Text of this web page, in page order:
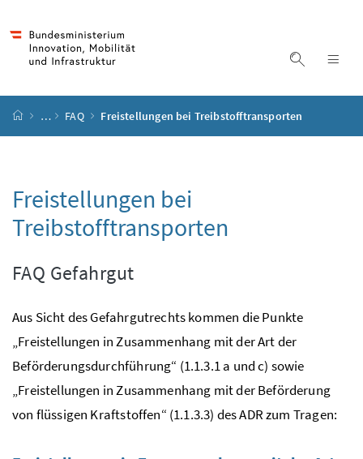
Suche
Startseite
… FAQ Freistellungen bei Treibstofftransporten
Freistellungen bei
Treibstofftransporten
FAQ Gefahrgut
Aus Sicht des Gefahrgutrechts kommen die Punkte
„Freistellungen in Zusammenhang mit der Art der
Beförderungsdurchführung“ (1.1.3.1 a und c) sowie
„Freistellungen in Zusammenhang mit der Beförderung
von flüssigen Kraftstoffen“ (1.1.3.3) desADRzum Tragen: